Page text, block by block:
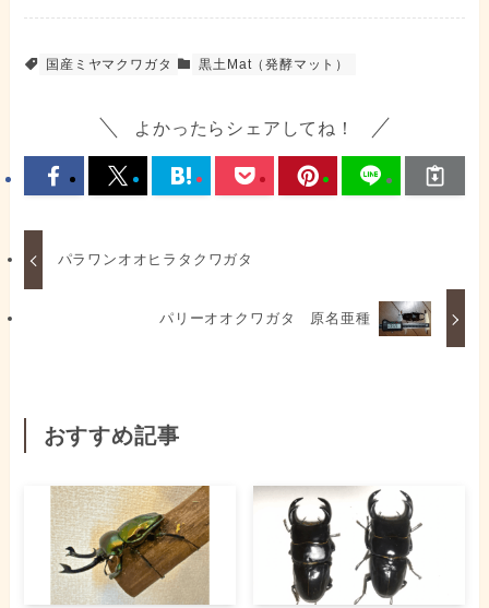
国産ミヤマクワガタ 黒土Mat（発酵マット）
よかったらシェアしてね！
パラワンオオヒラタクワガタ
パリーオオクワガタ 原名亜種
おすすめ記事